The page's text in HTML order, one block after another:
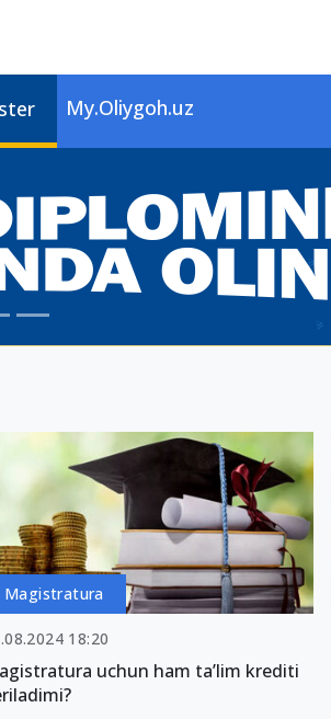
My.Oliygoh.uz
Magistratura
18:20
uchun ham ta’lim krediti